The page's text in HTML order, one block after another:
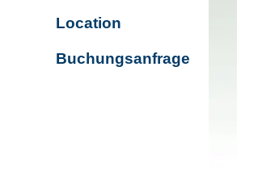
Location
Buchungsanfrage